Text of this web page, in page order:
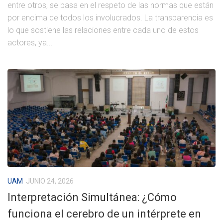
entre otros, se basa en el respeto de las normas que están
por encima de todos los involucrados. La transparencia es
lo que sostiene las relaciones entre cada uno de estos
actores, ya...
UAM JUNIO 24, 2026
Interpretación Simultánea: ¿Cómo
funciona el cerebro de un intérprete en